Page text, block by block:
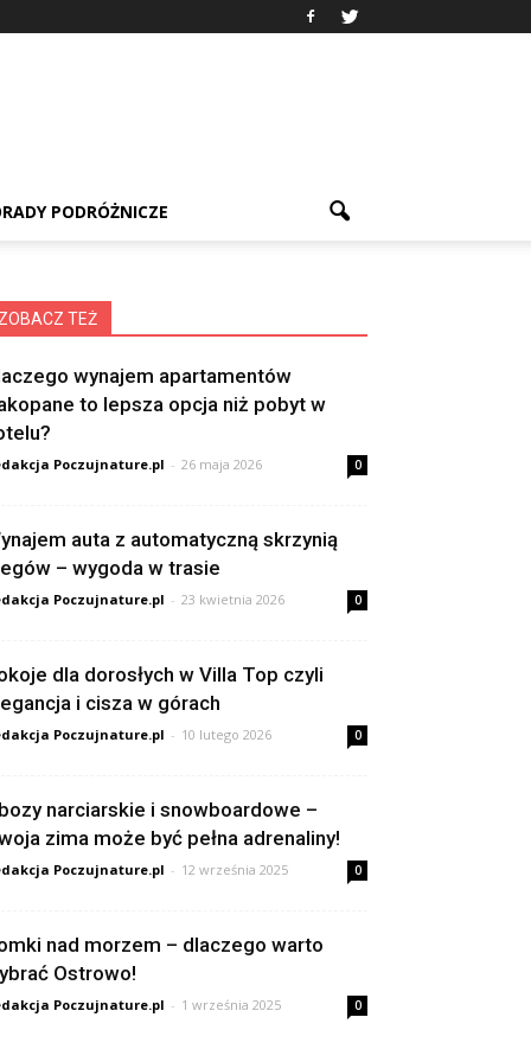
PODRÓŻNICZE
ZOBACZ TEŻ
wynajem apartamentów
to lepsza opcja niż pobyt w
Poczujnature.pl - 26 maja 2026 0
auta z automatyczną skrzynią
– wygoda w trasie
Poczujnature.pl - 23 kwietnia 2026 0
dla dorosłych w Villa Top czyli
i cisza w górach
Poczujnature.pl - 10 lutego 2026 0
narciarskie i snowboardowe –
zima może być pełna adrenaliny!
Poczujnature.pl - 12 września 2025 0
nad morzem – dlaczego warto
Ostrowo!
Poczujnature.pl - 1 września 2025 0